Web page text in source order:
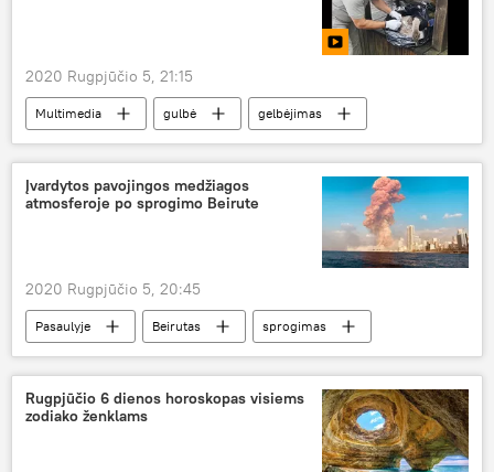
2020 Rugpjūčio 5, 21:15
Multimedia gulbė
gelbėjimas
Kuršių nerijos nacionalinis parkas
Įvardytos pavojingos medžiagos
atmosferoje po sprogimo Beirute
2020 Rugpjūčio 5, 20:45
Pasaulyje Beirutas
sprogimas
oro tarša
Rugpjūčio 6 dienos horoskopas visiems
zodiako ženklams